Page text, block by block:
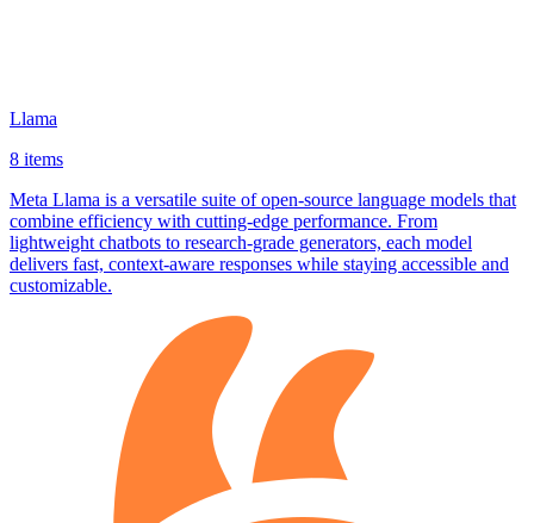
Llama
8 items
Meta Llama is a versatile suite of open‑source language models that
combine efficiency with cutting‑edge performance. From
lightweight chatbots to research‑grade generators, each model
delivers fast, context‑aware responses while staying accessible and
customizable.